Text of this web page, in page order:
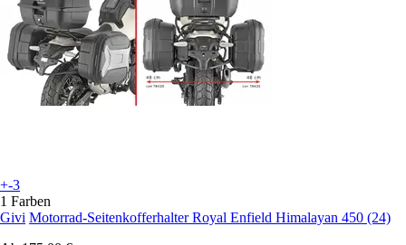
+-3
1 Farben
Givi Motorrad-Seitenkofferhalter Royal Enfield Himalayan 450 (24)